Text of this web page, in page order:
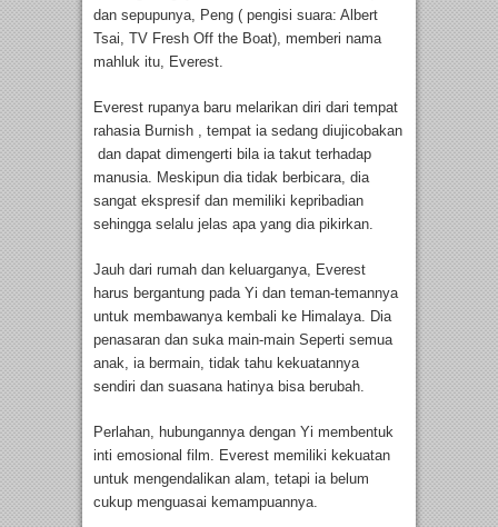
dan sepupunya, Peng ( pengisi suara: Albert
Tsai, TV Fresh Off the Boat), memberi nama
mahluk itu, Everest.
Everest rupanya baru melarikan diri dari tempat
rahasia Burnish , tempat ia sedang diujicobakan
dan dapat dimengerti bila ia takut terhadap
manusia. Meskipun dia tidak berbicara, dia
sangat ekspresif dan memiliki kepribadian
sehingga selalu jelas apa yang dia pikirkan.
Jauh dari rumah dan keluarganya, Everest
harus bergantung pada Yi dan teman-temannya
untuk membawanya kembali ke Himalaya. Dia
penasaran dan suka main-main Seperti semua
anak, ia bermain, tidak tahu kekuatannya
sendiri dan suasana hatinya bisa berubah.
Perlahan, hubungannya dengan Yi membentuk
inti emosional film. Everest memiliki kekuatan
untuk mengendalikan alam, tetapi ia belum
cukup menguasai kemampuannya.